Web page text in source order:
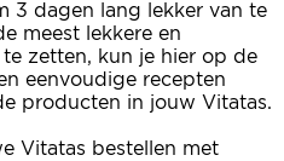
3 dagen lang lekker van te
meest lekkere en
zetten, kun je hier op de
eenvoudige recepten
producten in jouw Vitatas.
Vitatas bestellen met